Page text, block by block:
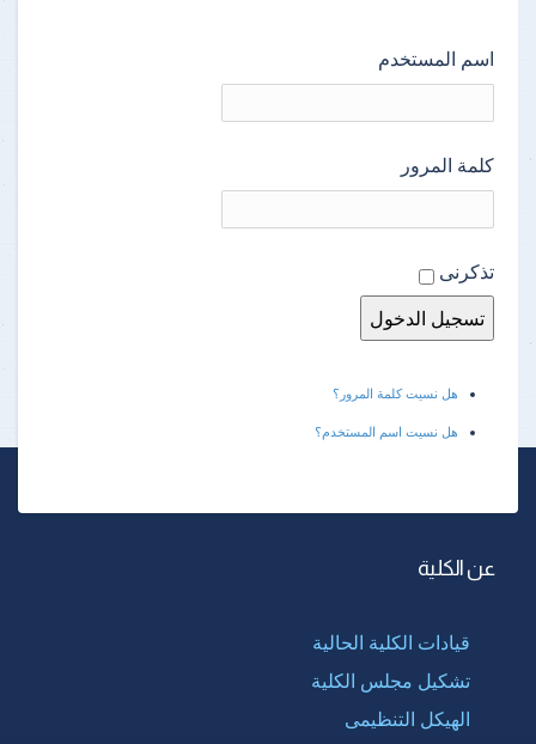
اسم المستخدم
كلمة المرور
تذكرنى
هل نسيت كلمة المرور؟
هل نسيت اسم المستخدم؟
عن الكلية
قيادات الكلية الحالية
تشكيل مجلس الكلية
الهيكل التنظيمى